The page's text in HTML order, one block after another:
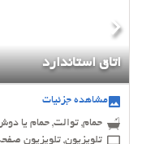
اتاق استاندارد
مشاهده جزئیات
حمام, توالت, حمام یا
تلویزیون, تلویزیون